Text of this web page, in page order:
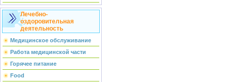
Лечебно-
оздоровительная
деятельность
Медицинское обслуживание
Работа медицинской части
Горячее питание
Food